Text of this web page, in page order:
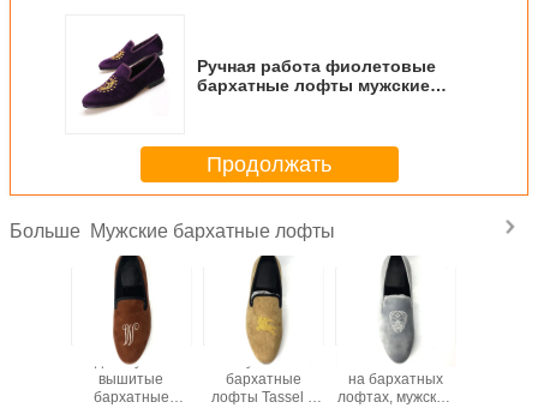
Ручная работа фиолетовые
бархатные лофты мужские
Продолжать
Больше Мужские бархатные лофты
Отдых мужчины
вышитые
бархатные
Мужские
бархатные
лофты Tassel с
Вышитые платки
на бархатных
лофтах, мужские